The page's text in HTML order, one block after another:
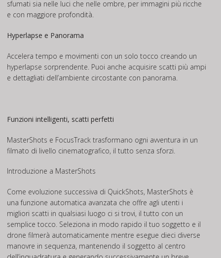
sfumati sia nelle luci che nelle ombre, per immagini più ricche
e con maggiore profondità.
Hyperlapse e Panorama
Accelera tempo e movimenti con un solo tocco creando un
hyperlapse sorprendente. Puoi anche acquisire scatti più ampi
e dettagliati dell’ambiente circostante con panorama.
Funzioni intelligenti, scatti perfetti
MasterShots e FocusTrack trasformano ogni avventura in un
filmato di livello cinematografico, il tutto senza sforzi.
Introduzione a MasterShots
Come evoluzione successiva di QuickShots, MasterShots è
una funzione automatica avanzata che offre agli utenti i
migliori scatti in qualsiasi luogo ci si trovi, il tutto con un
semplice tocco. Seleziona in modo rapido il tuo soggetto e il
drone filmerà automaticamente mentre esegue dieci diverse
manovre in sequenza, mantenendo il soggetto al centro